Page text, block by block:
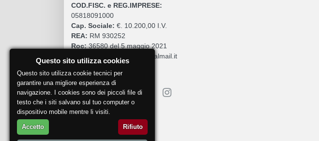
COD.FISC. e REG.IMPRESE:
05818091000
Cap. Sociale: €. 10.200,00 I.V.
REA: RM 930252
Roc:36580 del 5 maggio 2021
mdcomunication@legalmail.it
Segnala un problema
Questo sito utilizza cookies
Questo sito utilizza cookie tecnici per
garantire una migliore esperienza di
navigazione. I cookies sono dei piccoli file di
testo che i siti salvano sul tuo computer o
dispositivo mobile mentre li visiti.
Accetto Rifiuto